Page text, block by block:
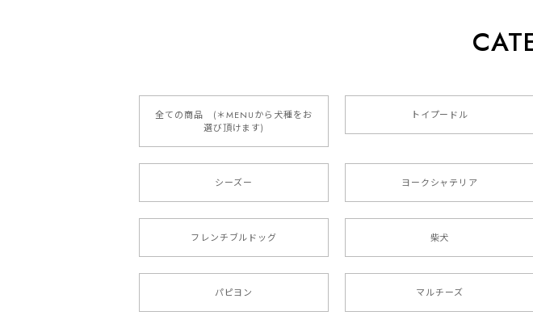
【 自然に囲まれた ダックスフンド 】 キャニスタ
【 ボーダーコリー 水彩画風 毛色4色 】 手帳 スマホケ
2025/05/09
もう叫ぶほど可愛くて最高です。 届いた袋まで可愛かったです。 ご連
本当に可愛い。ありがとうございます。
【 キュンです ボーダーコリー 】 手帳 スマホケー
2024/10/28
全ての商品 (＊MENUから犬種をお
選び頂けます)
トイプードル
シーズー ヨークシャテリア
フレンチブルドッグ 柴犬
パピヨン マルチーズ